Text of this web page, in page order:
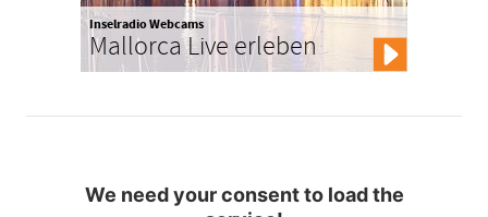
Inselradio Webcams
Mallorca Live erleben
We need your consent to load the